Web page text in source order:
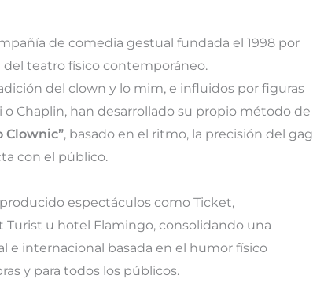
de comedia gestual fundada el 1998 por
del teatro físico contemporáneo.
del clown y lo mim, e influidos por figuras
o Chaplin, han desarrollado su propio método de
Clownic”, basado en el ritmo, la precisión del gag
con el público.
producido espectáculos como Ticket,
Turist u hotel Flamingo, consolidando una
e internacional basada en el humor físico
y para todos los públicos.